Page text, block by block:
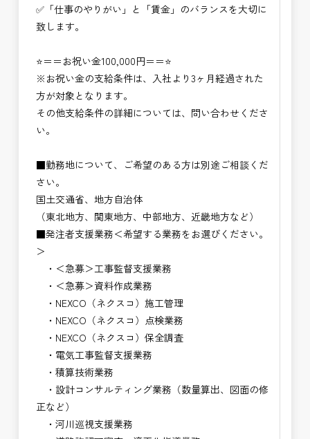
✅「仕事のやりがい」と「賃金」のバランスを大切に
致します。
⭐＝＝お祝い金100,000円＝＝⭐
※お祝い金の支給条件は、入社より3ヶ月経過された
方が対象となります。
その他支給条件の詳細については、問い合わせくださ
い。
■勤務地について、ご希望のある方は別途ご相談くだ
さい。
国土交通省、地方自治体
（東北地方、関東地方、中部地方、近畿地方など）
■発注者支援業務＜希望する業務をお選びください。
＞
・＜急募＞工事監督支援業務
・＜急募＞資料作成業務
・NEXCO（ネクスコ）施工管理
・NEXCO（ネクスコ）点検業務
・NEXCO（ネクスコ）保全調査
・電気工事監督支援業務
・積算技術業務
・設計コンサルティング業務（数量算出、図面の修
正など）
・河川巡視支援業務